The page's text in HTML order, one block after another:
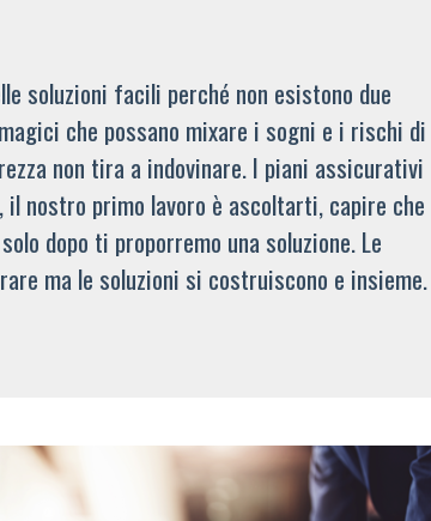
soluzioni facili perché non esistono due
che possano mixare i sogni e i rischi di
non tira a indovinare. I piani assicurativi
nostro primo lavoro è ascoltarti, capire che
dopo ti proporremo una soluzione. Le
ma le soluzioni si costruiscono e insieme.